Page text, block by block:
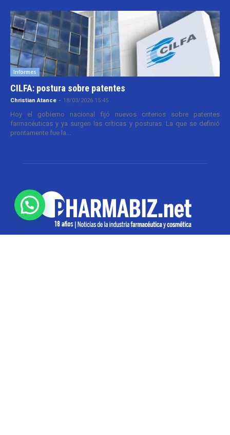
Informes
CILFA: postura sobre patentes
Christian Atance - 18/03/2026 15:45
Hoy el gobierno nacional fijó nuevos criterios sobre patentes
farmacéuticas y ya surgen las críticas y posturas. La que se definió
prontamente fue la...